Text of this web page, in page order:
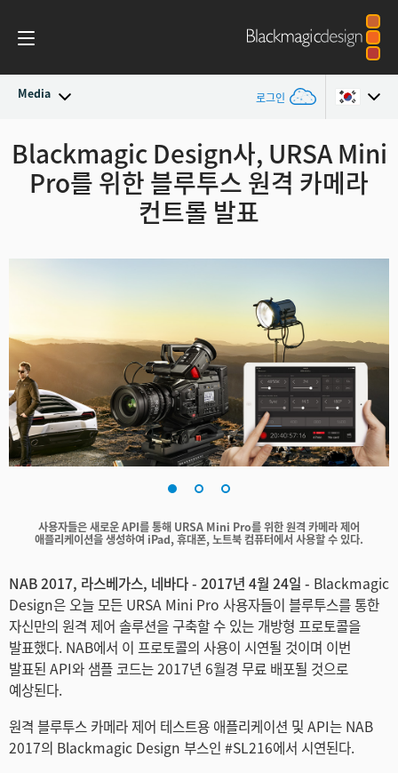
Media 로그인
최신 소식
뉴스 아카이브
Argentina
Australia
China
Denmark
Finland
France
Hong Kong SAR, China
India
Italy
Japan
Mexico
Blackmagic Design사, URSA Mini
Pro를 위한 블루투스 원격 카메라
컨트롤 발표
사용자들은 새로운 API를 통해 URSA Mini Pro를 위한 원격 카메라 제어
애플리케이션을 생성하여 iPad, 휴대폰, 노트북 컴퓨터에서 사용할 수 있다.
NAB 2017, 라스베가스, 네바다 - 2017년 4월 24일 - Blackmagic
Design은 오늘 모든 URSA Mini Pro 사용자들이 블루투스를 통한
자신만의 원격 제어 솔루션을 구축할 수 있는 개방형 프로토콜을
발표했다. NAB에서 이 프로토콜의 사용이 시연될 것이며 이번
발표된 API와 샘플 코드는 2017년 6월경 무료 배포될 것으로
예상된다.
원격 블루투스 카메라 제어 테스트용 애플리케이션 및 API는 NAB
2017의 Blackmagic Design 부스인 #SL216에서 시연된다.